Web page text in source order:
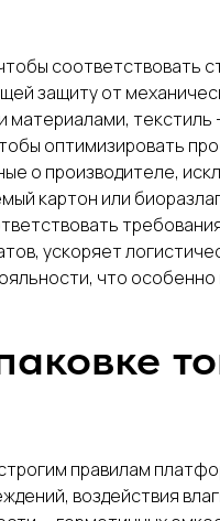
защиту от
оптимизировать
о производителе,
картон или
ускоряет
что
правилам
воздействия